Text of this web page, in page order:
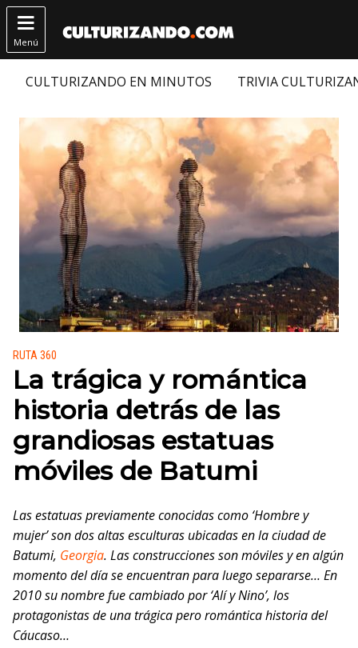

Menú
CULTURIZANDO EN MINUTOS TRIVIA
Publicado en:
RUTA 360
La trágica y romántica
historia detrás de las
grandiosas estatuas
móviles de Batumi
Las estatuas previamente conocidas como ‘Hombre y
mujer’ son dos altas esculturas ubicadas en la ciudad de
Batumi, Georgia. Las construcciones son móviles y en algún
momento del día se encuentran para luego separarse… En
2010 su nombre fue cambiado por ‘Alí y Nino’, los
protagonistas de una trágica pero romántica historia del
Cáucaso…